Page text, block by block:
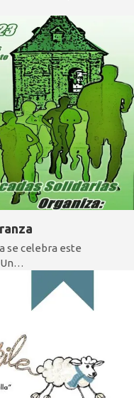
se celebra este
Un…